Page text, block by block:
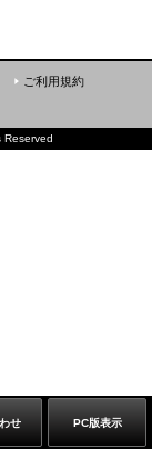
せ PC版表示
ご利用規約
Reserved